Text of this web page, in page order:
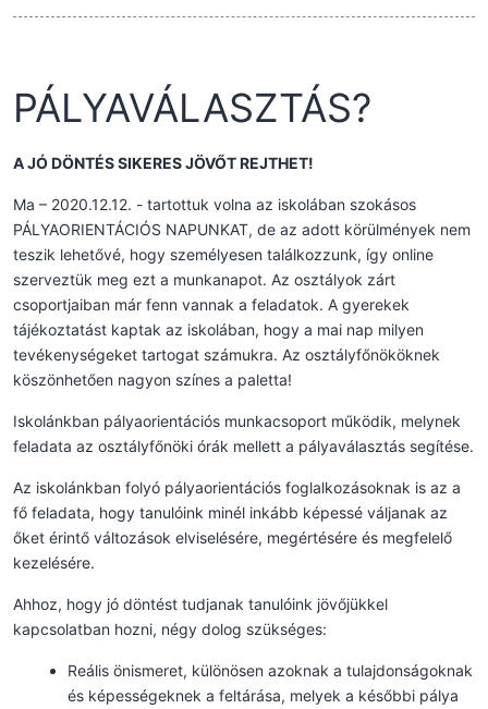
PÁLYAVÁLASZTÁS?
A JÓ DÖNTÉS SIKERES JÖVŐT REJTHET!
Ma – 2020.12.12. - tartottuk volna az iskolában szokásos
PÁLYAORIENTÁCIÓS NAPUNKAT, de az adott körülmények nem
teszik lehetővé, hogy személyesen találkozzunk, így online
szerveztük meg ezt a munkanapot. Az osztályok zárt
csoportjaiban már fenn vannak a feladatok. A gyerekek
tájékoztatást kaptak az iskolában, hogy a mai nap milyen
tevékenységeket tartogat számukra. Az osztályfőnököknek
köszönhetően nagyon színes a paletta!
Iskolánkban pályaorientációs munkacsoport működik, melynek
feladata az osztályfőnöki órák mellett a pályaválasztás segítése.
Az iskolánkban folyó pályaorientációs foglalkozásoknak is az a
fő feladata, hogy tanulóink minél inkább képessé váljanak az
őket érintő változások elviselésére, megértésére és megfelelő
kezelésére.
Ahhoz, hogy jó döntést tudjanak tanulóink jövőjükkel
kapcsolatban hozni, négy dolog szükséges:
Reális önismeret, különösen azoknak a tulajdonságoknak
és képességeknek a feltárása, melyek a későbbi pálya